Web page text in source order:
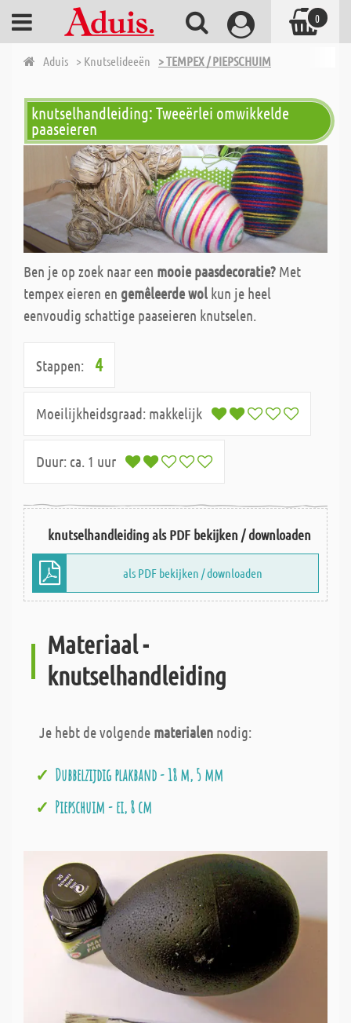
Aduis > Knutselideeën > TEMPEX / PIEPSCHUIM
knutselhandleiding: Tweeërlei omwikkelde
paaseieren
Ben je op zoek naar een mooie paasdecoratie? Met
tempex eieren en gemêleerde wol kun je heel
eenvoudig schattige paaseieren knutselen.
Stappen: 4
Moeilijkheidsgraad: makkelijk
Duur: ca. 1 uur
knutselhandleiding als PDF bekijken / downloaden
als PDF bekijken / downloaden
Materiaal -
knutselhandleiding
Je hebt de volgende materialen nodig:
Dubbelzijdig plakband - 18 m, 5 mm
Piepschuim - ei, 8 cm
0